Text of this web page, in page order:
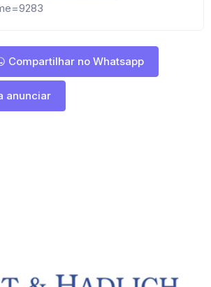
Compartilhar no Whatsapp
anunciar